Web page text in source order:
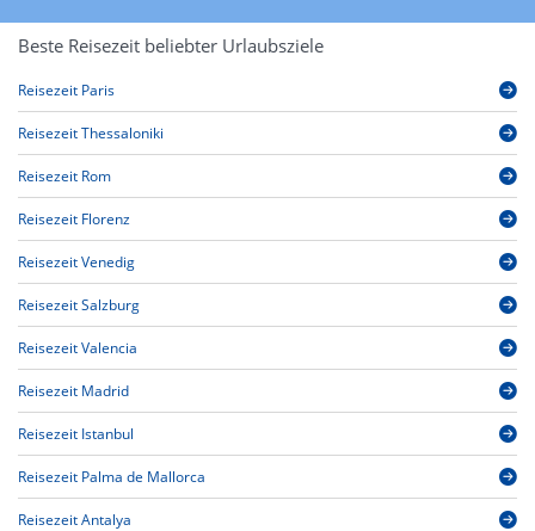
Beste Reisezeit beliebter Urlaubsziele
Reisezeit Paris
Reisezeit Thessaloniki
Reisezeit Rom
Reisezeit Florenz
Reisezeit Venedig
Reisezeit Salzburg
Reisezeit Valencia
Reisezeit Madrid
Reisezeit Istanbul
Reisezeit Palma de Mallorca
Reisezeit Antalya